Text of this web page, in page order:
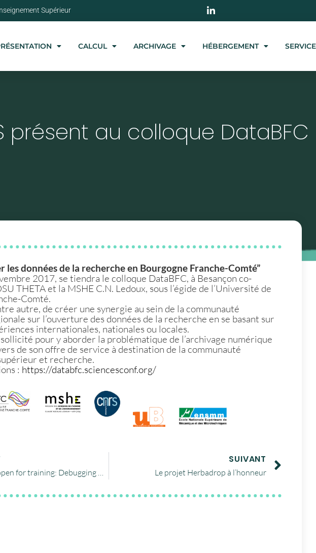
Supérieur
CALCUL ARCHIVAGE HÉBERGEMENT
présent au colloque DataBFC
les données de la recherche en Bourgogne Franche-Comté”
2017, se tiendra le colloque DataBFC, à Besançon co-
THETA et la MSHE C.N. Ledoux, sous l’égide de l’Université de
Comté.
autre, de créer une synergie au sein de la communauté
sur l’ouverture des données de la recherche en se basant sur
internationales, nationales ou locales.
pour y aborder la problématique de l’archivage numérique
de son offre de service à destination de la communauté
et recherche.
: https://databfc.sciencesconf.org/
Registration open for training: Debugging & Optimization
SUIVANT
Le projet Herbadrop à l’honneur